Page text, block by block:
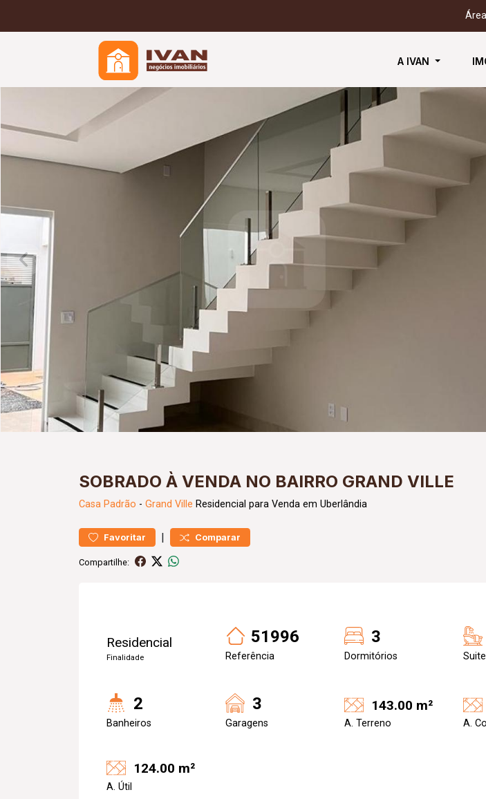
A IVAN
SOBRADO À VENDA NO BAIRRO GRAND VILLE
Casa Padrão - Grand Ville Residencial para Venda em Uberlândia
Favoritar | Comparar
Compartilhe:
Residencial
Finalidade
51996
Referência
3
Dormitórios Suite
2
Banheiros
3
Garagens
143.00 m²
A. Terreno A.
124.00 m²
A. Útil